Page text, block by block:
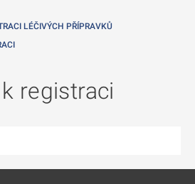
LÉČIVÝCH PŘÍPRAVKŮ
registraci